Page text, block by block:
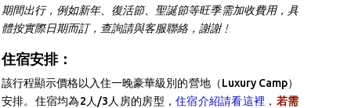
期間出行，例如新年、復活節、聖誕節等旺季需加收費用，具
體按實際日期而訂，查詢請與客服聯絡，謝謝﹗
住宿安排：
該行程顯示價格以入住一晚豪華級別的營地（Luxury Camp）
安排。住宿均為2人/3人房的房型，住宿介紹請看這裡 ， 若需